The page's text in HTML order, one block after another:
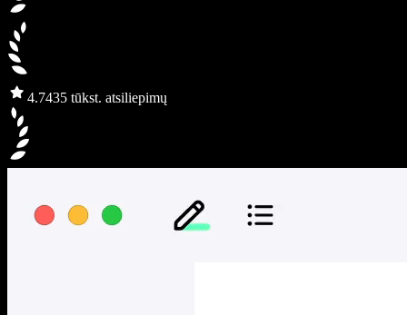
4.7435 tūkst. atsiliepimų